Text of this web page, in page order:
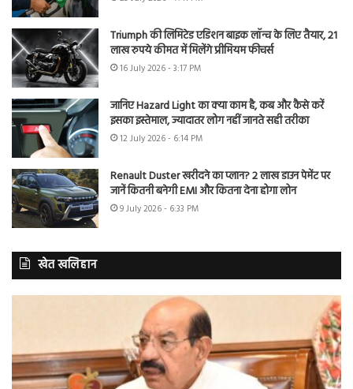
Triumph की लिमिटेड एडिशन बाइक लॉन्च के लिए तैयार, 21
लाख रुपये कीमत में मिलेंगे प्रीमियम फीचर्स
16 July 2026 - 3:17 PM
जानिए Hazard Light का क्या काम है, कब और कैसे करें
इसका इस्तेमाल, ज्यादातर लोग नहीं जानते सही तरीका
12 July 2026 - 6:14 PM
Renault Duster खरीदने का प्लान? 2 लाख डाउन पेमेंट पर
जानें कितनी बनेगी EMI और कितना देना होगा लोन
9 July 2026 - 6:33 PM
खेत खलिहान